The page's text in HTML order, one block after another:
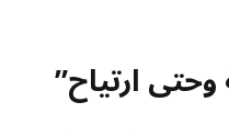
وحتى ارتياح”